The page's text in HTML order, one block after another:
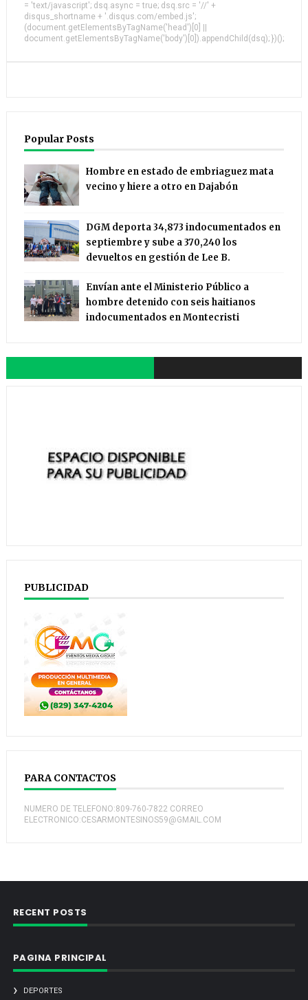
= 'text/javascript'; dsq.async = true; dsq.src = '//' +
disqus_shortname + '.disqus.com/embed.js';
(document.getElementsByTagName('head')[0] ||
document.getElementsByTagName('body')[0]).appendChild(dsq); })();
Popular Posts
Hombre en estado de embriaguez mata
vecino y hiere a otro en Dajabón
DGM deporta 34,873 indocumentados en
septiembre y sube a 370,240 los
devueltos en gestión de Lee B.
Envían ante el Ministerio Público a
hombre detenido con seis haitianos
indocumentados en Montecristi
PUBLICIDAD
PARA CONTACTOS
NUMERO DE TELEFONO:809-760-7822 CORREO
ELECTRONICO:CESARMONTESINOS59@GMAIL.COM
RECENT POSTS
PAGINA PRINCIPAL
DEPORTES